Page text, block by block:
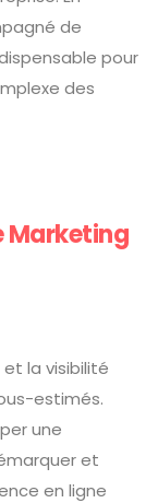
de
pour
des
Marketing
la visibilité
estimés.
une
et
en ligne